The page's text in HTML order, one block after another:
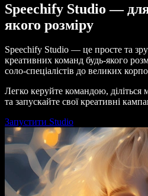
Speechify Studio —
якого розміру
Speechify Studio — це просте та
креативних команд будь-якого
соло-спеціалістів до великих
Легко керуйте командою, діліться
та запускайте свої креативні
Запустити Studio